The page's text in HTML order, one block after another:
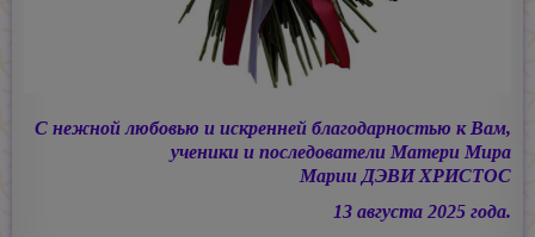
С нежной любовью и искренней благодарностью к Вам,
ученики и последователи Матери Мира
Марии ДЭВИ ХРИСТОС
13 августа 2025 года.